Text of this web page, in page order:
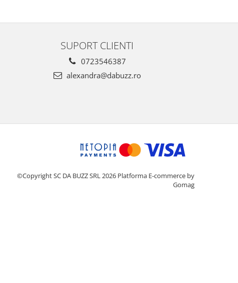
SUPORT CLIENTI
0723546387
alexandra@dabuzz.ro
©Copyright SC DA BUZZ SRL 2026 Platforma E-commerce by
Gomag